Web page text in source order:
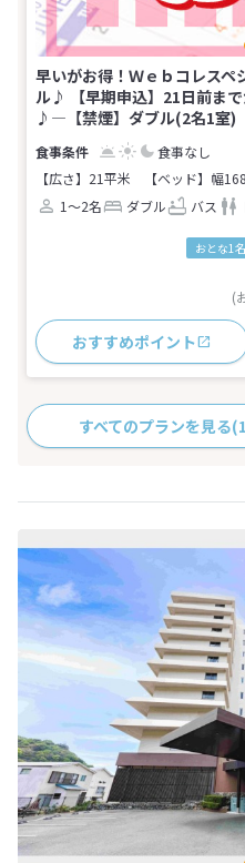
早いがお得！Ｗｅｂコレス
ル♪ 【早期申込】21日前ま
♪―【禁煙】ダブル(2名1室)
食事なし
【広さ】21平米
【ベッド】幅
1～2名
ダブル バス
おとな1名
(
おすすめポイント
すべてのプランを見る